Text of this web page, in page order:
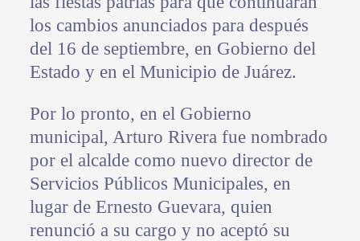
los cambios anunciados para después
del 16 de septiembre, en Gobierno del
Estado y en el Municipio de Juárez.
Por lo pronto, en el Gobierno
municipal, Arturo Rivera fue nombrado
por el alcalde como nuevo director de
Servicios Públicos Municipales, en
lugar de Ernesto Guevara, quien
renunció a su cargo y no aceptó su